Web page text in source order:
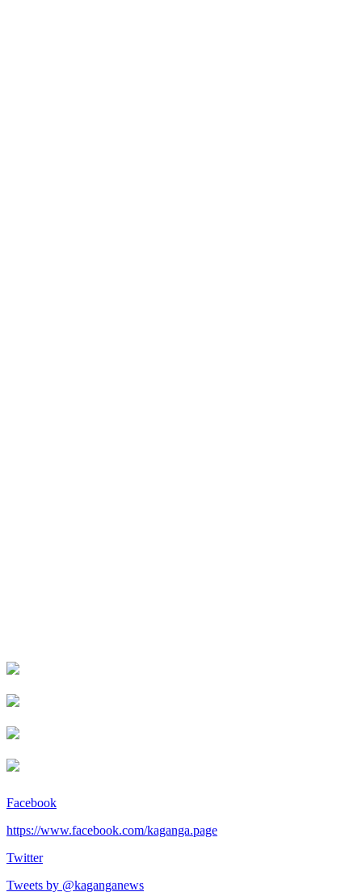
Facebook
https://www.facebook.com/kaganga.page
Twitter
Tweets by @kaganganews